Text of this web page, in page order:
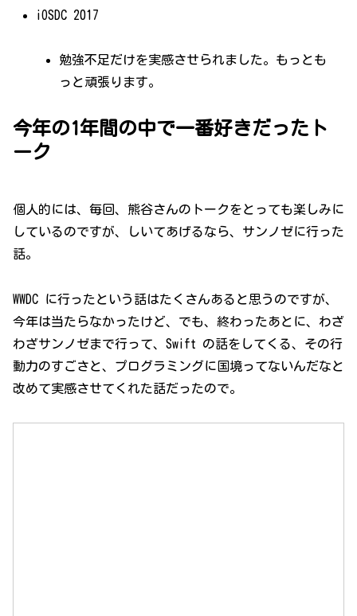
iOSDC 2017
勉強不足だけを実感させられました。もっとも
っと頑張ります。
今年の1年間の中で一番好きだったト
ーク
個人的には、毎回、熊谷さんのトークをとっても楽しみに
しているのですが、しいてあげるなら、サンノゼに行った
話。
WWDC に行ったという話はたくさんあると思うのですが、
今年は当たらなかったけど、でも、終わったあとに、わざ
わざサンノゼまで行って、Swift の話をしてくる、その行
動力のすごさと、プログラミングに国境ってないんだなと
改めて実感させてくれた話だったので。